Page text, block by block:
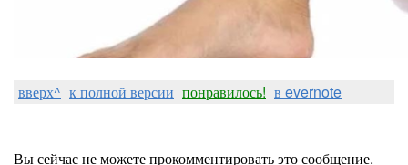
вверх^ к полной версии понравилось! в evernote
Вы сейчас не можете прокомментировать это сообщение.